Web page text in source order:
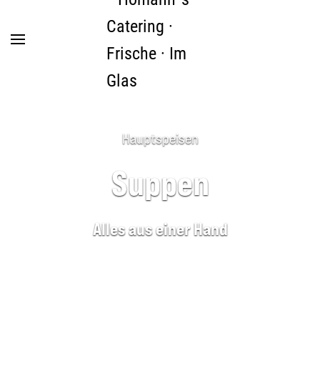
Zum Hauptinhalt springen
Hauptspeisen
Suppen
Alles aus einer Hand